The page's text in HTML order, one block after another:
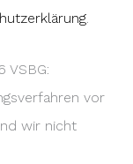
.
VSBG:
vor
wir nicht